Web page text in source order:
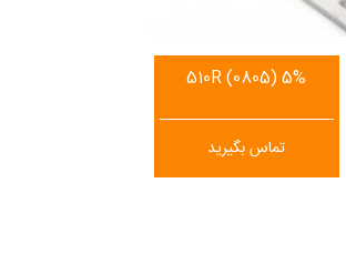
510R (0805) 5%
تماس بگیرید